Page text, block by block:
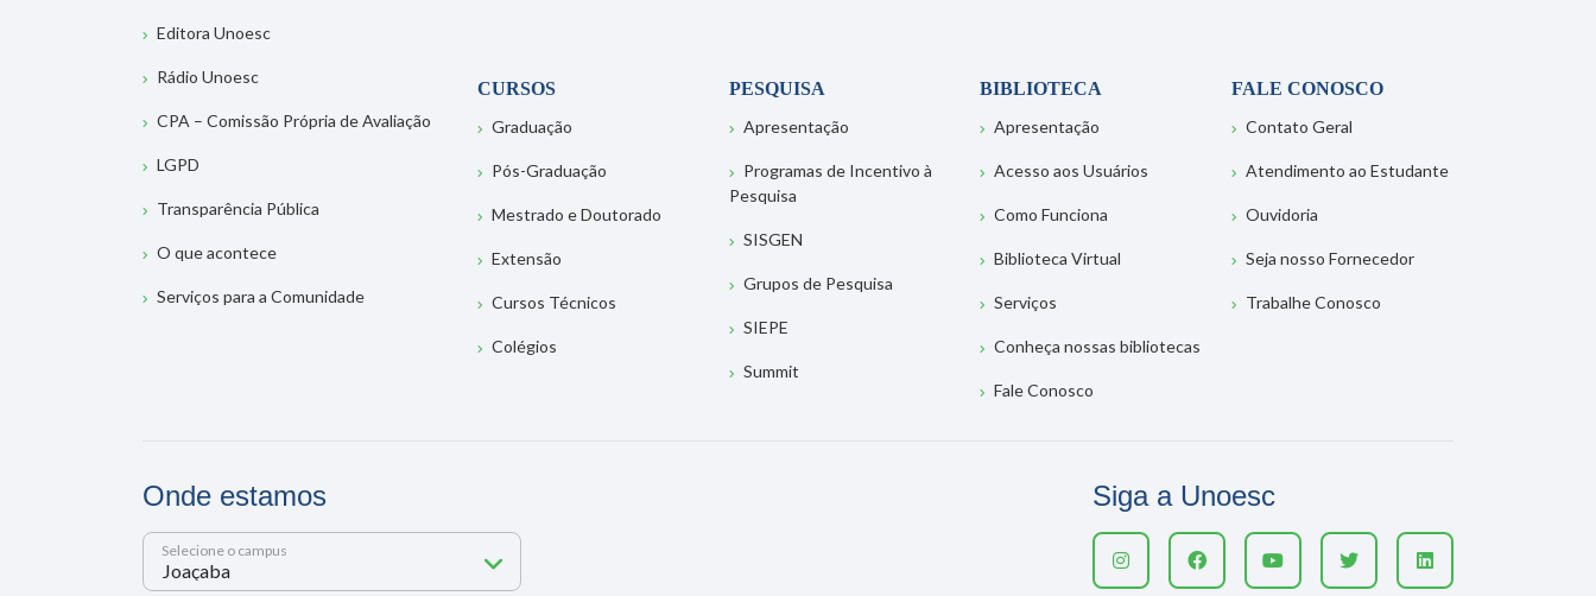
Editora Unoesc
Rádio Unoesc
CPA – Comissão Própria de Avaliação
LGPD
Transparência Pública
O que acontece
Serviços para a Comunidade
CURSOS
Graduação
Pós-Graduação
Mestrado e Doutorado
Extensão
Cursos Técnicos
Colégios
PESQUISA
Apresentação
Programas de Incentivo à
Pesquisa
SISGEN
Grupos de Pesquisa
SIEPE
Summit
BIBLIOTECA
Apresentação
Acesso aos Usuários
Como Funciona
Biblioteca Virtual
Serviços
Conheça nossas bibliotecas
Fale Conosco
FALE CONOSCO
Contato Geral
Atendimento ao Estudante
Ouvidoria
Seja nosso Fornecedor
Trabalhe Conosco
Onde estamos
Selecione o campus
Siga a Unoesc